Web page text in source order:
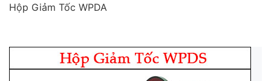
Hộp Giảm Tốc WPDA